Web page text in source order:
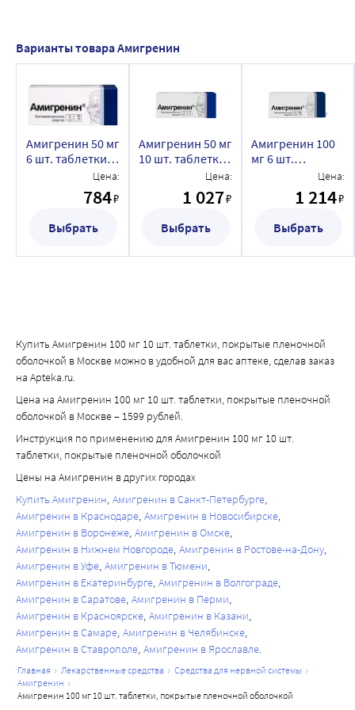
особенно осторожными при управлении автомобилем и
работе с движущимися механизмами.
Варианты товара Амигренин
Амигренин 50 мг
6 шт. таблетки,
пленочной
оболочкой
Цена:
784₽
Выбрать
Амигренин 50 мг
10 шт. таблетки,
пленочной
оболочкой
Цена:
1 027₽
Выбрать
Амигренин 100
мг 6 шт.
покрытые
пленочной
оболочкой
Цена:
1 214₽
Выбрать
Купить Амигренин 100 мг 10 шт. таблетки, покрытые пленочной
оболочкой в Москве можно в удобной для вас аптеке, сделав заказ
на Apteka.ru.
Цена на Амигренин 100 мг 10 шт. таблетки, покрытые пленочной
оболочкой в Москве – 1599 рублей.
Инструкция по применению для Амигренин 100 мг 10 шт.
таблетки, покрытые пленочной оболочкой
Цены на Амигренин в других городах
Купить Амигренин Амигренин в Санкт-Петербурге
Амигренин в Краснодаре Амигренин в Новосибирске
Амигренин в Воронеже Амигренин в Омске
Амигренин в Нижнем Новгороде Амигренин в Ростове-на-Дону
Амигренин в Уфе Амигренин в Тюмени
Амигренин в Екатеринбурге Амигренин в Волгограде
Амигренин в Саратове Амигренин в Перми
Амигренин в Красноярске Амигренин в Казани
Амигренин в Самаре Амигренин в Челябинске
Амигренин в Ставрополе Амигренин в Ярославле
главная лекарственные средства
средства для нервной системы
амигренин
амигренин 100 мг 10 шт. таблетки, покрытые пленочной оболочкой